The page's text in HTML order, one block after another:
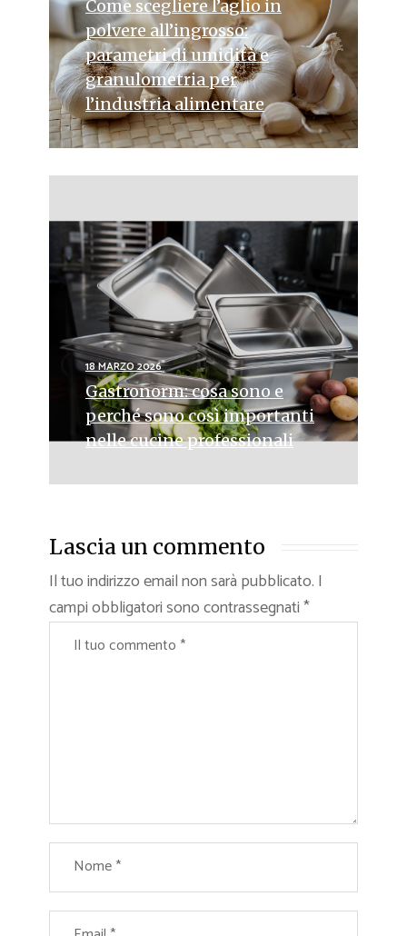
Come scegliere l’aglio in
polvere all’ingrosso:
parametri di umidità e
granulometria per
l’industria alimentare
18 MARZO 2026
Gastronorm: cosa sono e
perché sono così importanti
nelle cucine professionali
Lascia un commento
Il tuo indirizzo email non sarà pubblicato. I
campi obbligatori sono contrassegnati*